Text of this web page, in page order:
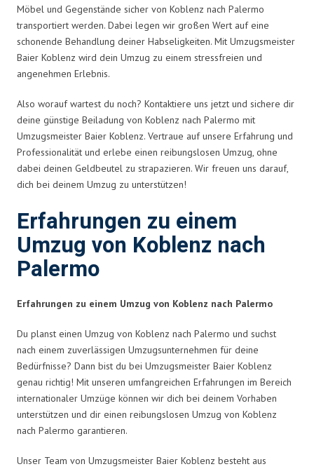
Möbel und Gegenstände sicher von Koblenz nach Palermo
transportiert werden. Dabei legen wir großen Wert auf eine
schonende Behandlung deiner Habseligkeiten. Mit Umzugsmeister
Baier Koblenz wird dein Umzug zu einem stressfreien und
angenehmen Erlebnis.
Also worauf wartest du noch? Kontaktiere uns jetzt und sichere dir
deine günstige Beiladung von Koblenz nach Palermo mit
Umzugsmeister Baier Koblenz. Vertraue auf unsere Erfahrung und
Professionalität und erlebe einen reibungslosen Umzug, ohne
dabei deinen Geldbeutel zu strapazieren. Wir freuen uns darauf,
dich bei deinem Umzug zu unterstützen!
Erfahrungen zu einem
Umzug von Koblenz nach
Palermo
Erfahrungen zu einem Umzug von Koblenz nach Palermo
Du planst einen Umzug von Koblenz nach Palermo und suchst
nach einem zuverlässigen Umzugsunternehmen für deine
Bedürfnisse? Dann bist du bei Umzugsmeister Baier Koblenz
genau richtig! Mit unseren umfangreichen Erfahrungen im Bereich
internationaler Umzüge können wir dich bei deinem Vorhaben
unterstützen und dir einen reibungslosen Umzug von Koblenz
nach Palermo garantieren.
Unser Team von Umzugsmeister Baier Koblenz besteht aus